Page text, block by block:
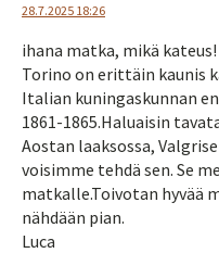
28.7.2025 18:26
ihana matka, mikä kateus!
Torino on erittäin kaunis
Italian kuningaskunnan
1861-1865.Haluaisin
Aostan laaksossa,
voisimme tehdä sen. Se
matkalle.Toivotan hyvää
nähdään pian.
Luca